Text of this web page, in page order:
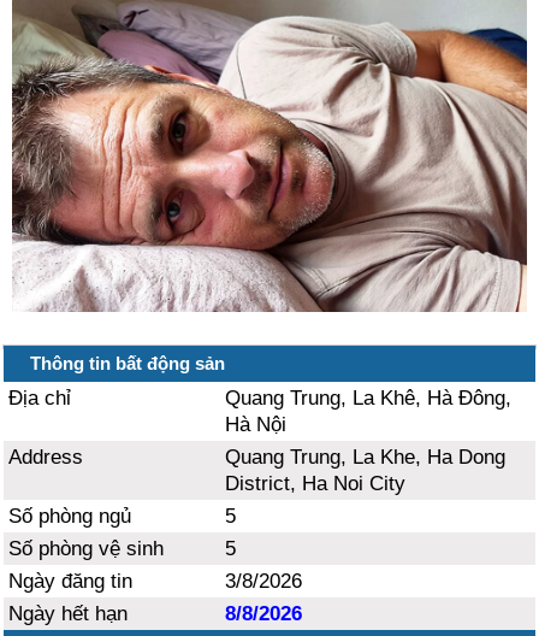
Thông tin bất động sản
Địa chỉ
Quang Trung, La Khê, Hà Đông,
Hà Nội
Address
Quang Trung, La Khe, Ha Dong
District, Ha Noi City
Số phòng ngủ
5
Số phòng vệ sinh
5
Ngày đăng tin
3/8/2026
Ngày hết hạn
8/8/2026